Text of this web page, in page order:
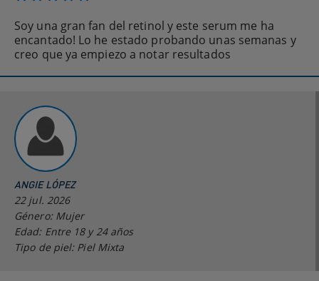
Soy una gran fan del retinol y este serum me ha
encantado! Lo he estado probando unas semanas y
creo que ya empiezo a notar resultados
ANGIE LÓPEZ
22 jul. 2026
Género: Mujer
Edad: Entre 18 y 24 años
Tipo de piel: Piel Mixta